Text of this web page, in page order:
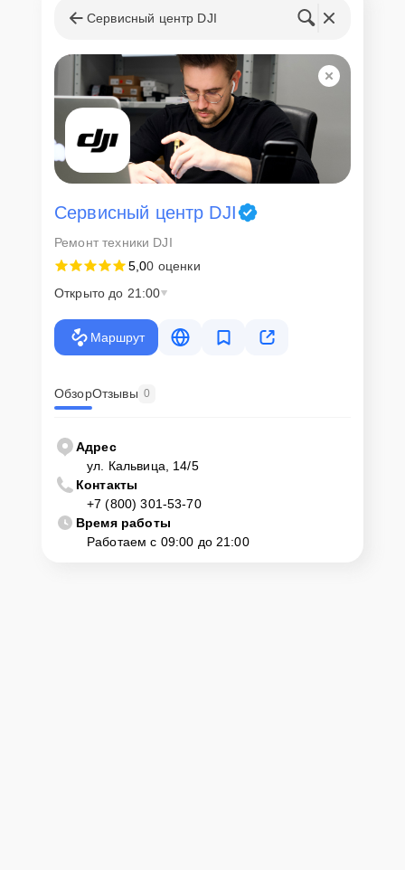
Сервисный центр DJI
Сервисный центр DJI
Ремонт техники DJI
5,00 оценки
Открыто до 21:00
Маршрут
ОбзорОтзывы 0
Адрес
ул. Кальвица, 14/5
Контакты
+7 (800) 301-53-70
Время работы
Работаем с 09:00 до 21:00